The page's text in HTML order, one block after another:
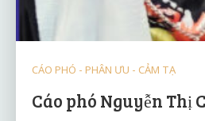
CÁO PHÓ - PHÂN ƯU - CẢM TẠ
Cáo phó Nguyễn Thị